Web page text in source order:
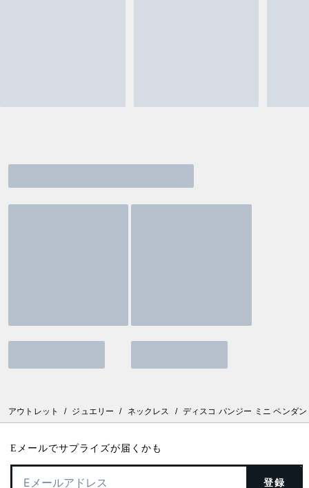
アウトレット / ジュエリー / ネックレス / ディスコ パンジー ミニ ペンダン
Eメールでサプライズが届くかも
登録